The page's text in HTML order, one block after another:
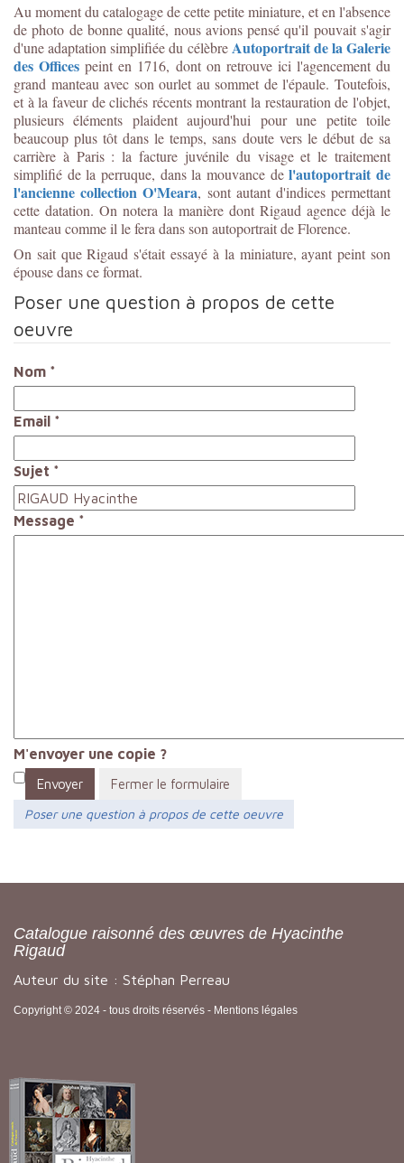
Au moment du catalogage de cette petite miniature, et en l'absence
de photo de bonne qualité, nous avions pensé qu'il pouvait s'agir
d'une adaptation simplifiée du célèbreAutoportrait de la Galerie
des Offices peint en 1716, dont on retrouve ici l'agencement du
grand manteau avec son ourlet au sommet de l'épaule. Toutefois,
et à la faveur de clichés récents montrant la restauration de l'objet,
plusieurs éléments plaident aujourd'hui pour une petite toile
beaucoup plus tôt dans le temps, sans doute vers le début de sa
carrière à Paris : la facture juvénile du visage et le traitement
simplifié de la perruque, dans la mouvance del'autoportrait de
l'ancienne collection O'Meara, sont autant d'indices permettant
cette datation. On notera la manière dont Rigaud agence déjà le
manteau comme il le fera dans son autoportrait de Florence.
On sait que Rigaud s'était essayé à la miniature, ayant peint son
épouse dans ce format.
Poser une question à propos de cette
oeuvre
Nom *
Email *
Sujet *
Message *
M'envoyer une copie ?
Envoyer
Fermer le formulaire
Poser une question à propos de cette oeuvre
Catalogue raisonné des œuvres de Hyacinthe
Rigaud
Auteur du site : Stéphan Perreau
Copyright © 2024 - tous droits réservés - Mentions légales